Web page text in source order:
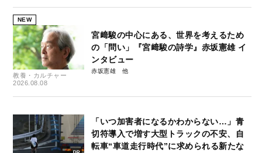
NEW
教養・カルチャー
2026.08.08
宮﨑駿の中心にある、世界を考えるため
の「問い」『宮﨑駿の詩学』赤坂憲雄 イ
ンタビュー
赤坂憲雄
「いつ加害者になるかわからない…」青
切符導入で増す大型トラックの不安、自
転車“車道走行時代”に求められる新たな